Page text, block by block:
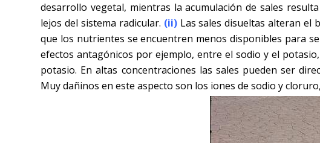
desarrollo vegetal, mientras la acumulación de sales
lejos del sistema radicular. (ii)Las sales disueltas alteran el
que los nutrientes se encuentren menos disponibles para
efectos antagónicos por ejemplo, entre el sodio y el
potasio. En altas concentraciones las sales pueden ser
Muy dañinos en este aspecto son los iones de sodio y